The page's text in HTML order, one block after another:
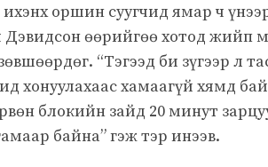
оршин суугчид ямар ч
Дэвидсон өөрийгөө хотод жийп
“Тэгээд би зүгээр л
хонуулахаас хамаагүй хямд
блокийн зайд 20 минут
байна” гэж тэр инээв.